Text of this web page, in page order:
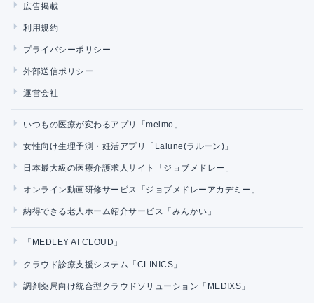
広告掲載
利用規約
プライバシーポリシー
外部送信ポリシー
運営会社
いつもの医療が変わるアプリ「melmo」
女性向け生理予測・妊活アプリ「Lalune(ラルーン)」
日本最大級の医療介護求人サイト「ジョブメドレー」
オンライン動画研修サービス「ジョブメドレーアカデミー」
納得できる老人ホーム紹介サービス「みんかい」
「MEDLEY AI CLOUD」
クラウド診療支援システム「CLINICS」
調剤薬局向け統合型クラウドソリューション「MEDIXS」